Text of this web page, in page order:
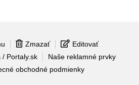
Zmazať
Editovať
/ Portaly.sk
Naše reklamné prvky
obchodné podmienky